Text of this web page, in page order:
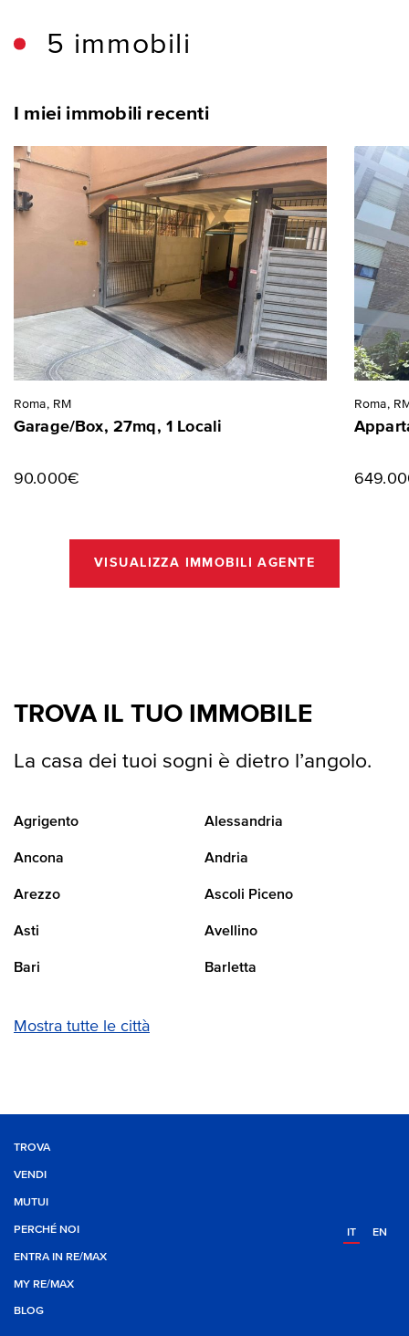
5 immobili
I miei immobili recenti
Roma, RM
Garage/Box, 27mq, 1 Locali
90.000€
Roma,
VISUALIZZA IMMOBILI AGENTE
TROVA IL TUO IMMOBILE
La casa dei tuoi sogni è dietro l’angolo.
Agrigento Alessandria
Ancona Andria
Arezzo Ascoli Piceno
Asti Avellino
Bari Barletta
Mostra tutte le città
TROVA
VENDI
MUTUI
PERCHÉ NOI
ENTRA IN RE/MAX
MY RE/MAX
BLOG
IT EN